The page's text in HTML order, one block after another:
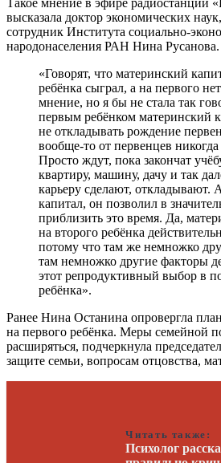
высказала доктор экономических
сотрудник Института социально-
народонаселения РАН Нина Русанова.
«Говорят, что материнский
ребёнка сыграл, а на первого
мнение, но я бы не стала так
первым ребёнком материнский
не откладывать рождение
вообще-то от первенцев
Просто ждут, пока закончат
квартиру, машину, дачу и так
карьеру сделают, откладывают.
капитал, он позволил в
приблизить это время. Да,
на второго ребёнка
потому что там же немножко
там немножко другие факторы
этот репродуктивный выбор в
ребёнка».
Ранее Нина Останина опровергла
на первого ребёнка. Меры семейной
расширяться, подчеркнула
защите семьи, вопросам отцовства,
Читать также:
Психолог